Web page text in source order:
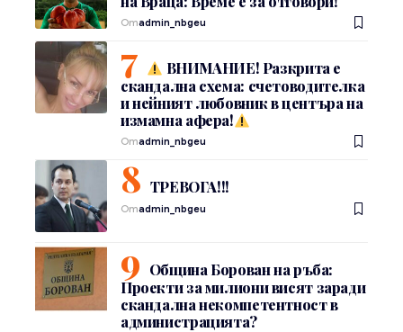
Отadmin_nbgeu
ВНИМАНИЕ! Разкрита е
скандална схема: счетоводителка
и нейният любовник в центъра на
измамна афера!
Отadmin_nbgeu
ТРЕВОГА!!!
Отadmin_nbgeu
Община Борован на ръба:
Проекти за милиони висят заради
скандална некомпетентност в
администрацията?